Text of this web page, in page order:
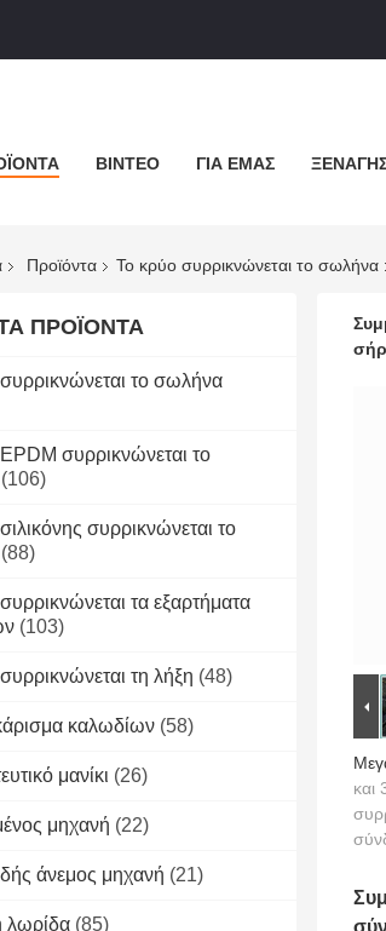
ΒΊΝΤΕΟ ΓΙΑ ΕΜΆΣ
Προϊόντα Το κρύο συρρικνώνεται το σωλήνα
ΠΡΟΪΌΝΤΑ
το σωλήνα
συρρικνώνεται το
(106)
συρρικνώνεται το
(88)
τα εξαρτήματα
(103)
τη λήξη (48)
καλωδίων (58)
μανίκι (26)
μηχανή (22)
άνεμος μηχανή (21)
λωρίδα (85)
και